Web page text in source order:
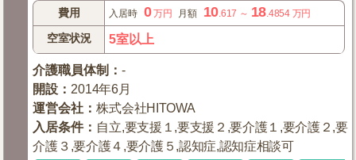
費用 入居時 0万円 月額 10.617 ～ 18.4854 万円
空室状況 5室以上
介護職員体制 ：-
開設 ： 2014年6月
運営会社 ：株式会社HITOWA
入居条件： 自立,要支援１,要支援２,要介護１,要介護２,要
介護３,要介護４,要介護５,認知症,認知症相談可